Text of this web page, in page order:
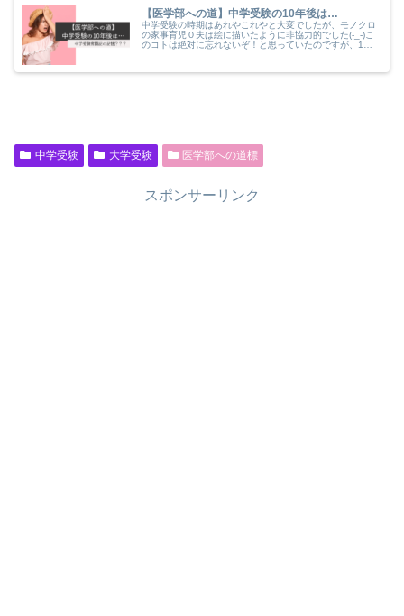
【医学部への道】中学受験の10年後は…
中学受験の時期はあれやこれやと大変でしたが、モノクロ
の家事育児０夫は絵に描いたように非協力的でした(-_-)こ
のコトは絶対に忘れないぞ！と思っていたのですが、10
中学受験 大学受験 医学部への道標
スポンサーリンク